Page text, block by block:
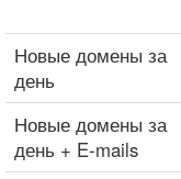
Новые домены за
день
Новые домены за
день + E-mails